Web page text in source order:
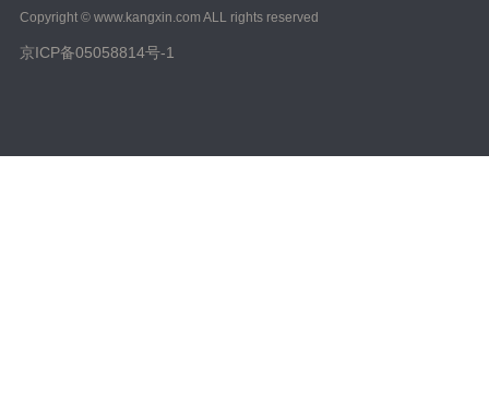
Copyright © www.kangxin.com ALL rights reserved
京ICP备05058814号-1